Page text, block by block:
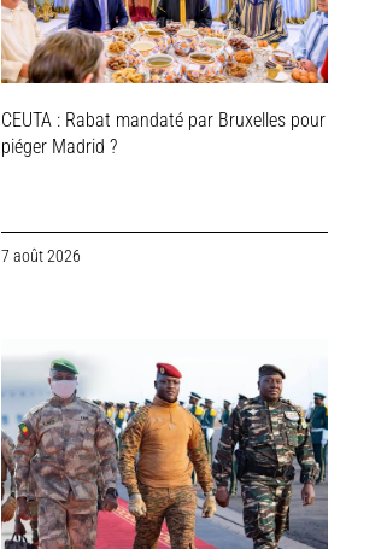
CEUTA : Rabat mandaté par Bruxelles pour
piéger Madrid ?
7 août 2026